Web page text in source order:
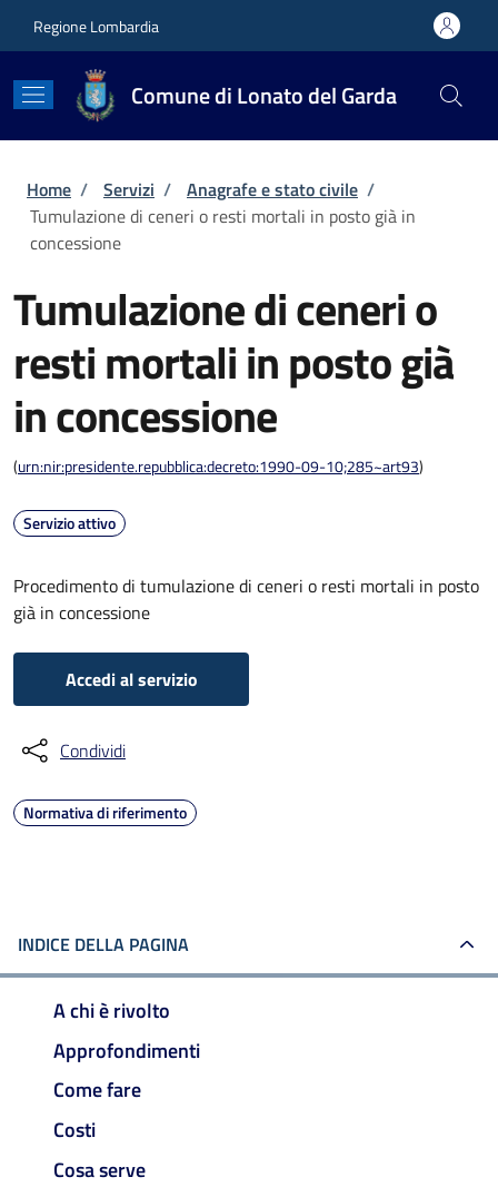
Regione Lombardia
Comune di Lonato del Garda
Briciole di pane
Home / Servizi / Anagrafe e stato civile /
Tumulazione di ceneri o resti mortali in posto già in
concessione
Tumulazione di ceneri o
resti mortali in posto già
in concessione
(urn:nir:presidente.repubblica:decreto:1990-09-10;285~art93)
Servizio attivo
Procedimento di tumulazione di ceneri o resti mortali in posto
già in concessione
Accedi al servizio
Condividi
Normativa di riferimento
INDICE DELLA PAGINA
A chi è rivolto
Approfondimenti
Come fare
Costi
Cosa serve